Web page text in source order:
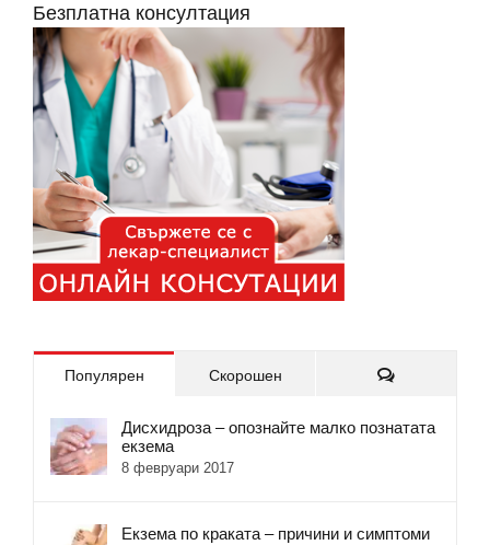
Безплатна консултация
Популярен Скорошен Коментари
Дисхидроза – опознайте малко познатата
екзема
8 февруари 2017
Екзема по краката – причини и симптоми